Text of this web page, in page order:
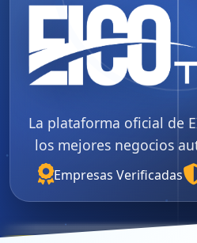
La plataforma oficial de
los mejores negocios
Empresas Verificadas